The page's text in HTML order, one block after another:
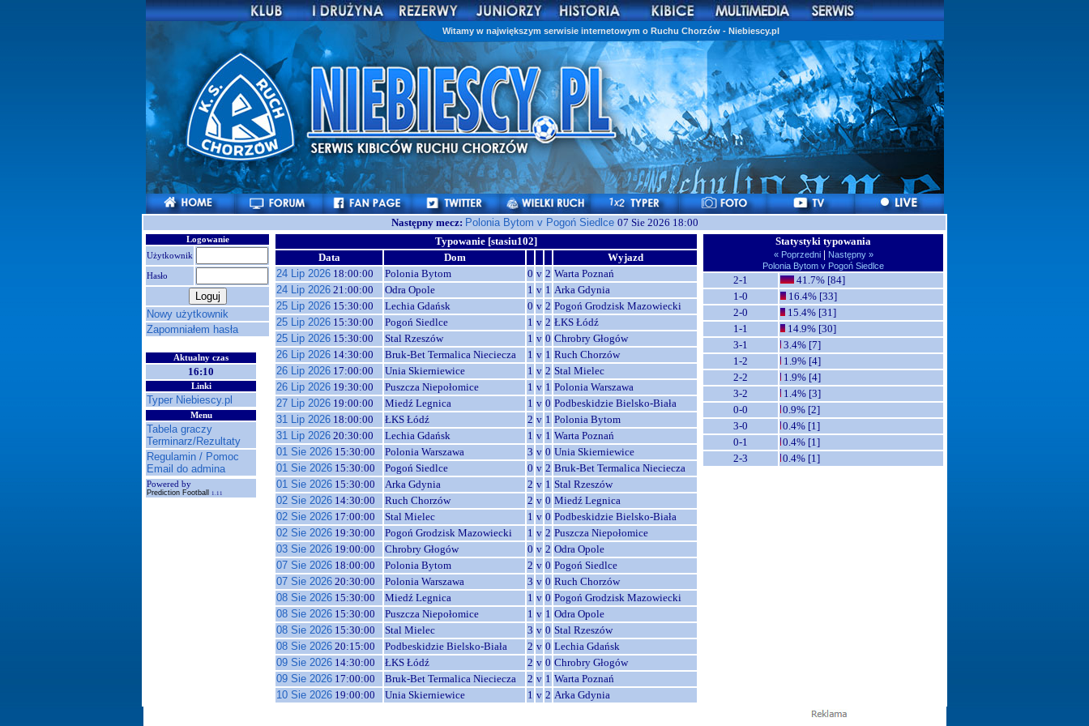
Witamy w największym serwisie internetowym o Ruchu Chorzów - Niebiescy.pl
Następny mecz: Polonia Bytom v Pogoń Siedlce 07 Sie 2026 18:00
Logowanie
Użytkownik
Hasło
Nowy użytkownik
Zapomniałem hasła
Aktualny czas
16:10
Linki
Typer Niebiescy.pl
Menu
Tabela graczy
Terminarz/Rezultaty
Regulamin / Pomoc
Email do admina
Powered by
Prediction Football 1.11
Typowanie [stasiu102]
Data
Dom
Wyjazd
24 Lip 2026 18:00:00 Polonia Bytom 0 v 2 Warta Poznań
24 Lip 2026 21:00:00 Odra Opole 1 v 1 Arka Gdynia
25 Lip 2026 15:30:00 Lechia Gdańsk 0 v 2 Pogoń Grodzisk Mazowiecki
25 Lip 2026 15:30:00 Pogoń Siedlce 1 v 2 ŁKS Łódź
25 Lip 2026 15:30:00 Stal Rzeszów 1 v 0 Chrobry Głogów
26 Lip 2026 14:30:00 Bruk-Bet Termalica Nieciecza 1 v 1 Ruch Chorzów
26 Lip 2026 17:00:00 Unia Skierniewice 1 v 2 Stal Mielec
26 Lip 2026 19:30:00 Puszcza Niepołomice 1 v 1 Polonia Warszawa
27 Lip 2026 19:00:00 Miedź Legnica 1 v 0 Podbeskidzie Bielsko-Biała
31 Lip 2026 18:00:00 ŁKS Łódź 2 v 1 Polonia Bytom
31 Lip 2026 20:30:00 Lechia Gdańsk 1 v 1 Warta Poznań
01 Sie 2026 15:30:00 Polonia Warszawa 3 v 0 Unia Skierniewice
01 Sie 2026 15:30:00 Pogoń Siedlce 0 v 2 Bruk-Bet Termalica Nieciecza
01 Sie 2026 15:30:00 Arka Gdynia 2 v 1 Stal Rzeszów
02 Sie 2026 14:30:00 Ruch Chorzów 2 v 0 Miedź Legnica
02 Sie 2026 17:00:00 Stal Mielec 1 v 0 Podbeskidzie Bielsko-Biała
02 Sie 2026 19:30:00 Pogoń Grodzisk Mazowiecki 1 v 2 Puszcza Niepołomice
03 Sie 2026 19:00:00 Chrobry Głogów 0 v 2 Odra Opole
07 Sie 2026 18:00:00 Polonia Bytom 2 v 0 Pogoń Siedlce
07 Sie 2026 20:30:00 Polonia Warszawa 3 v 0 Ruch Chorzów
08 Sie 2026 15:30:00 Miedź Legnica 1 v 0 Pogoń Grodzisk Mazowiecki
08 Sie 2026 15:30:00 Puszcza Niepołomice 1 v 1 Odra Opole
08 Sie 2026 15:30:00 Stal Mielec 3 v 0 Stal Rzeszów
08 Sie 2026 20:15:00 Podbeskidzie Bielsko-Biała 2 v 0 Lechia Gdańsk
09 Sie 2026 14:30:00 ŁKS Łódź 2 v 0 Chrobry Głogów
09 Sie 2026 17:00:00 Bruk-Bet Termalica Nieciecza 2 v 1 Warta Poznań
10 Sie 2026 19:00:00 Unia Skierniewice 1 v 2 Arka Gdynia
Statystyki typowania
« Poprzedni | Następny »
Polonia Bytom v Pogoń Siedlce
2-1
41.7% [84]
1-0
16.4% [33]
2-0
15.4% [31]
1-1
14.9% [30]
3-1
3.4% [7]
1-2
1.9% [4]
2-2
1.9% [4]
3-2
1.4% [3]
0-0
0.9% [2]
3-0
0.4% [1]
0-1
0.4% [1]
2-3
0.4% [1]